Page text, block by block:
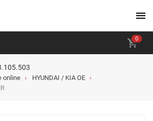
0
online
HYUNDAI / KIA OE